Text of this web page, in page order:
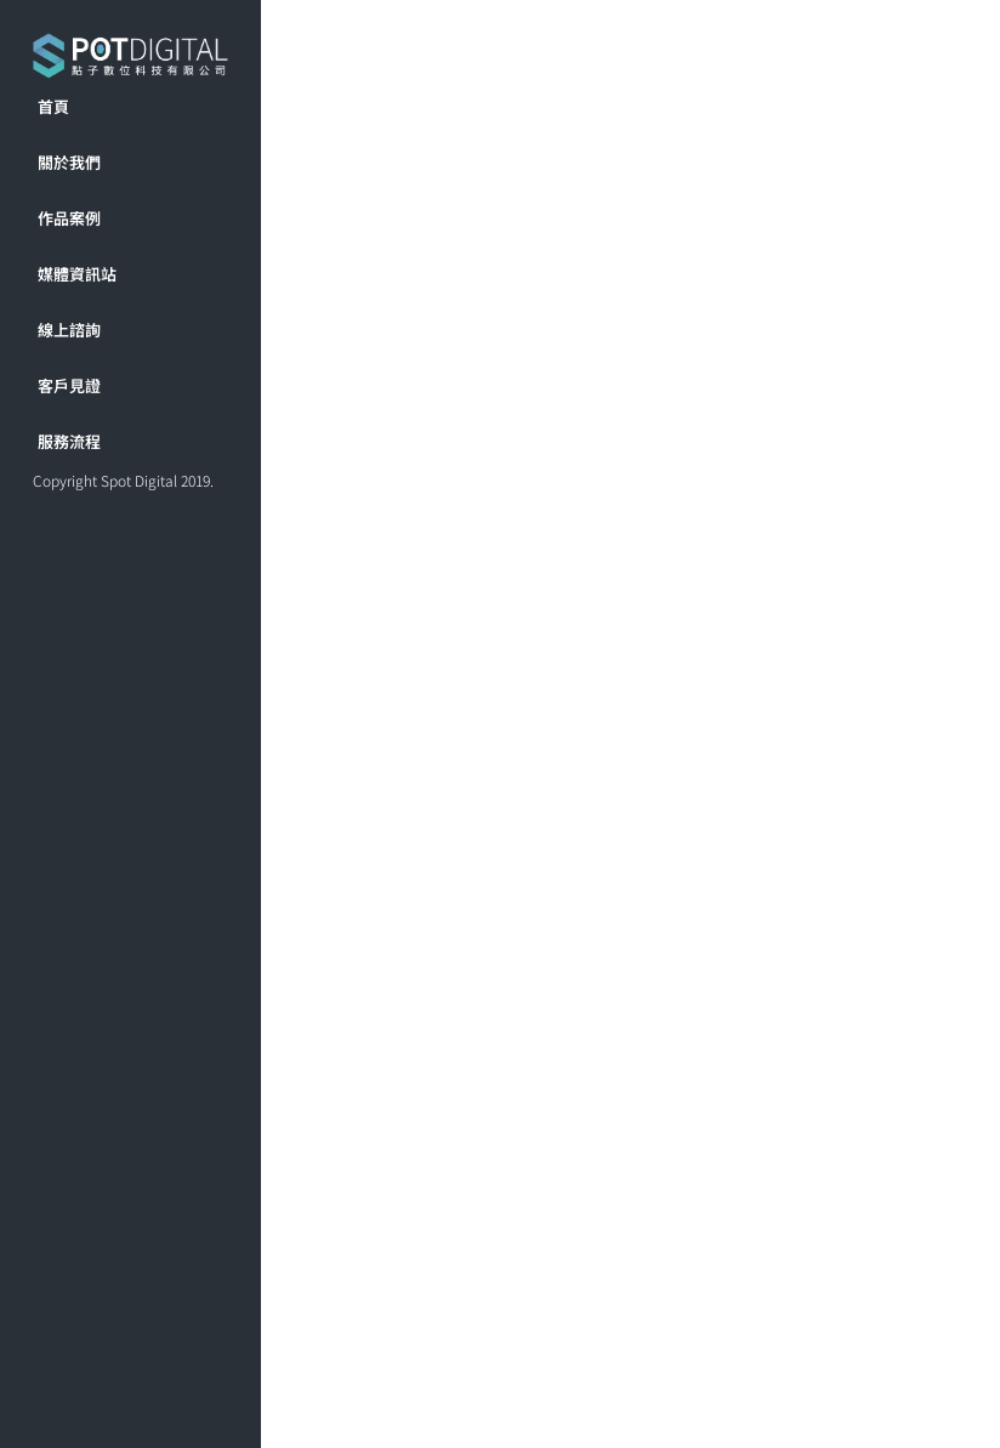
首頁
關於我們
作品案例
媒體資訊站
線上諮詢
客戶見證
服務流程
Copyright Spot Digital 2019.